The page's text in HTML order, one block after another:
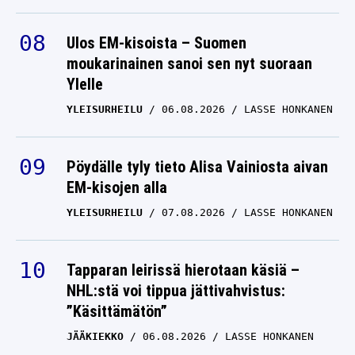
Ulos EM-kisoista – Suomen
moukarinainen sanoi sen nyt suoraan
Ylelle
YLEISURHEILU 06.08.2026 LASSE HONKANEN
Pöydälle tyly tieto Alisa Vainiosta aivan
EM-kisojen alla
YLEISURHEILU 07.08.2026 LASSE HONKANEN
Tapparan leirissä hierotaan käsiä –
NHL:stä voi tippua jättivahvistus:
”Käsittämätön”
JÄÄKIEKKO 06.08.2026 LASSE HONKANEN